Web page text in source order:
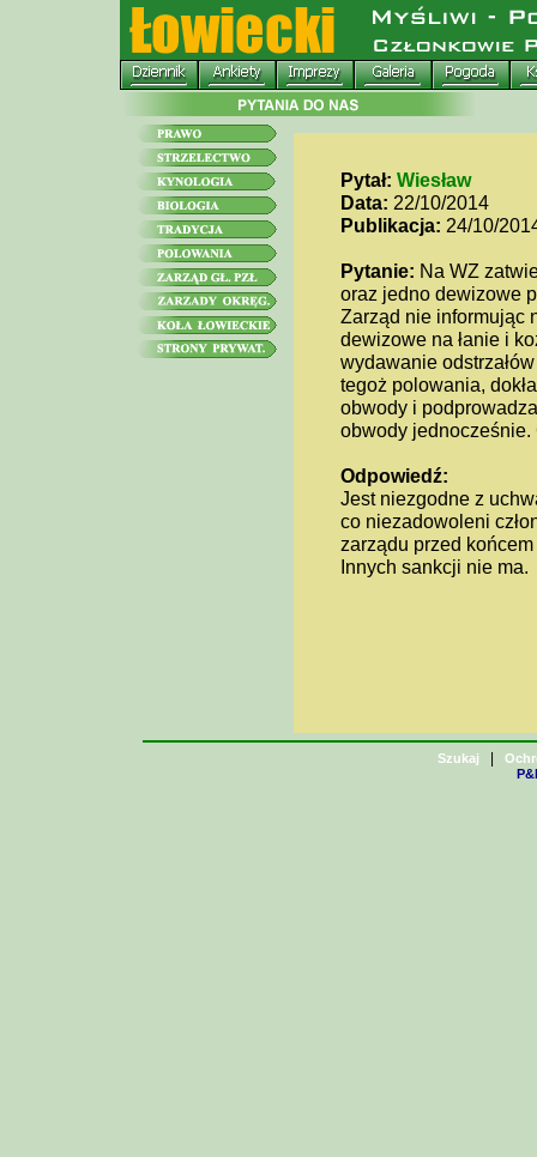
Pytał: Wiesław
Data: 22/10/2014
Publikacja: 24/10/
Pytanie: Na WZ
oraz jedno dewizowe
Zarząd nie informując
dewizowe na łanie i
wydawanie
tegoż polowania,
obwody i
obwody jednocześnie.
Odpowiedź:
Jest niezgodne z
co niezadowoleni
zarządu przed
Innych sankcji nie ma.
Szukaj